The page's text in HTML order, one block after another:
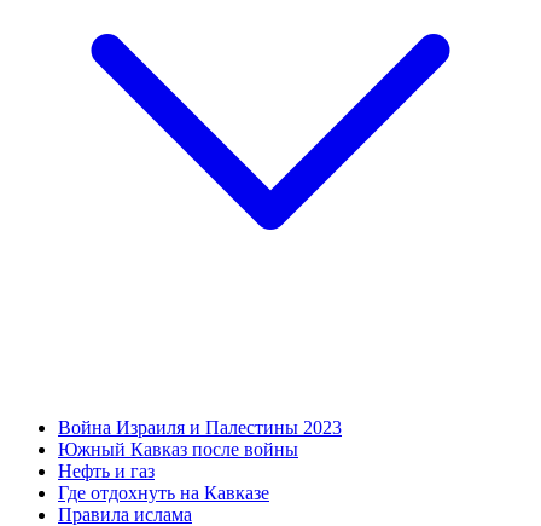
Война Израиля и Палестины 2023
Южный Кавказ после войны
Нефть и газ
Где отдохнуть на Кавказе
Правила ислама